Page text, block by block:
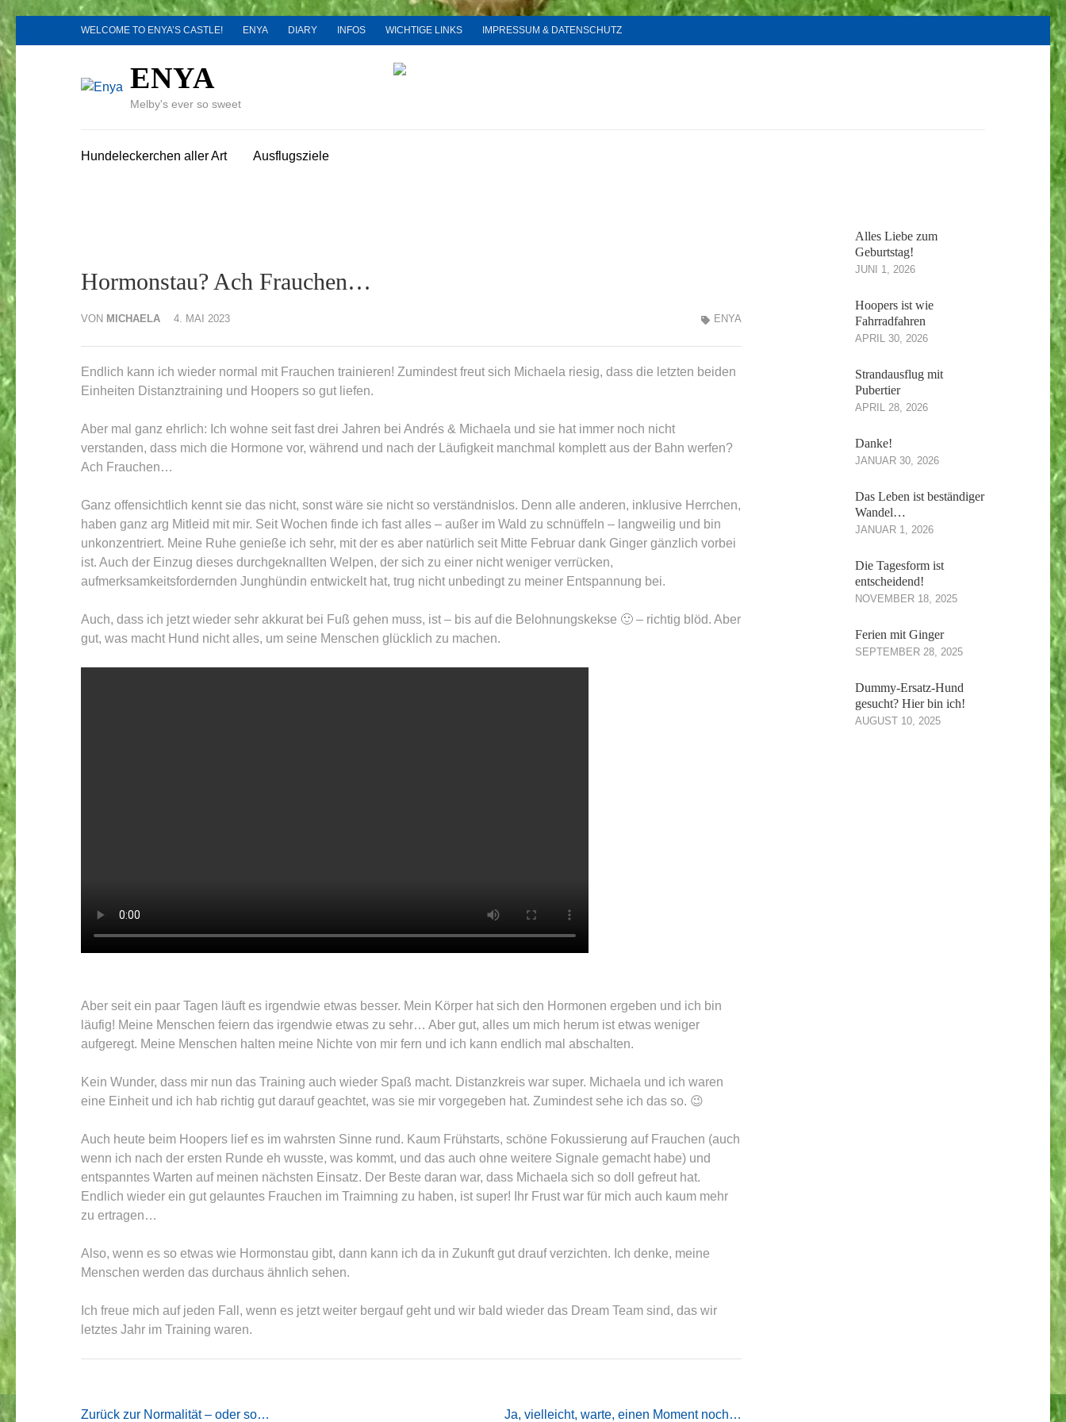
Zum
Inhalt
(Enter
drücken)
WELCOME TO ENYA’S CASTLE! ENYA DIARY INFOS WICHTIGE LINKS IMPRESSUM & DATENSCHUTZ
ENYA
Melby's ever so sweet
Hundeleckerchen aller Art Ausflugsziele
Hormonstau? Ach Frauchen…
VON MICHAELA 4. MAI 2023 ENYA
Endlich kann ich wieder normal mit Frauchen trainieren! Zumindest freut sich Michaela riesig, dass die letzten beiden
Einheiten Distanztraining und Hoopers so gut liefen.
Aber mal ganz ehrlich: Ich wohne seit fast drei Jahren bei Andrés & Michaela und sie hat immer noch nicht
verstanden, dass mich die Hormone vor, während und nach der Läufigkeit manchmal komplett aus der Bahn werfen?
Ach Frauchen…
Ganz offensichtlich kennt sie das nicht, sonst wäre sie nicht so verständnislos. Denn alle anderen, inklusive Herrchen,
haben ganz arg Mitleid mit mir. Seit Wochen finde ich fast alles – außer im Wald zu schnüffeln – langweilig und bin
unkonzentriert. Meine Ruhe genieße ich sehr, mit der es aber natürlich seit Mitte Februar dank Ginger gänzlich vorbei
ist. Auch der Einzug dieses durchgeknallten Welpen, der sich zu einer nicht weniger verrücken,
aufmerksamkeitsfordernden Junghündin entwickelt hat, trug nicht unbedingt zu meiner Entspannung bei.
Auch, dass ich jetzt wieder sehr akkurat bei Fuß gehen muss, ist – bis auf die Belohnungskekse 🙂 – richtig blöd. Aber
gut, was macht Hund nicht alles, um seine Menschen glücklich zu machen.
Aber seit ein paar Tagen läuft es irgendwie etwas besser. Mein Körper hat sich den Hormonen ergeben und ich bin
läufig! Meine Menschen feiern das irgendwie etwas zu sehr… Aber gut, alles um mich herum ist etwas weniger
aufgeregt. Meine Menschen halten meine Nichte von mir fern und ich kann endlich mal abschalten.
Kein Wunder, dass mir nun das Training auch wieder Spaß macht. Distanzkreis war super. Michaela und ich waren
eine Einheit und ich hab richtig gut darauf geachtet, was sie mir vorgegeben hat. Zumindest sehe ich das so. 😉
Auch heute beim Hoopers lief es im wahrsten Sinne rund. Kaum Frühstarts, schöne Fokussierung auf Frauchen (auch
wenn ich nach der ersten Runde eh wusste, was kommt, und das auch ohne weitere Signale gemacht habe) und
entspanntes Warten auf meinen nächsten Einsatz. Der Beste daran war, dass Michaela sich so doll gefreut hat.
Endlich wieder ein gut gelauntes Frauchen im Traimning zu haben, ist super! Ihr Frust war für mich auch kaum mehr
zu ertragen…
Also, wenn es so etwas wie Hormonstau gibt, dann kann ich da in Zukunft gut drauf verzichten. Ich denke, meine
Menschen werden das durchaus ähnlich sehen.
Ich freue mich auf jeden Fall, wenn es jetzt weiter bergauf geht und wir bald wieder das Dream Team sind, das wir
letztes Jahr im Training waren.
Beitragsnavigation
Zurück zur Normalität – oder so… Ja, vielleicht, warte, einen Moment noch…
Alles Liebe zum
Geburtstag!
JUNI 1, 2026
Hoopers ist wie
Fahrradfahren
APRIL 30, 2026
Strandausflug mit
Pubertier
APRIL 28, 2026
Danke!
JANUAR 30, 2026
Das Leben ist beständiger
Wandel…
JANUAR 1, 2026
Die Tagesform ist
entscheidend!
NOVEMBER 18, 2025
Ferien mit Ginger
SEPTEMBER 28, 2025
Dummy-Ersatz-Hund
gesucht? Hier bin ich!
AUGUST 10, 2025